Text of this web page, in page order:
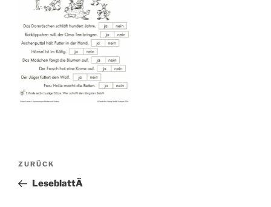
Beitragsnavigation
Vorheriger
Beitrag
ZURÜCK
LeseblattÄ